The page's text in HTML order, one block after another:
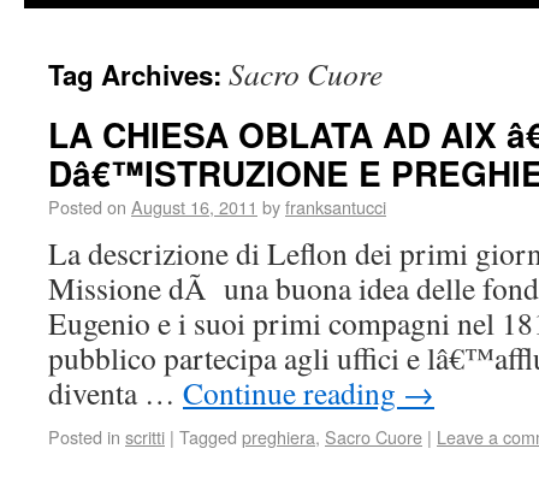
Tag Archives: Sacro Cuore
LA CHIESA OBLATA AD AIX
Dâ€™ISTRUZIONE E
Posted on August 16, 2011 byfranksantucci
La descrizione di Leflon dei primi
Missione dÃ una buona idea delle
Eugenio e i suoi primi compagni nel
pubblico partecipa agli uffici e
diventa … Continue reading →
Posted in scritti | Tagged preghiera, Sacro Cuore | Leave a